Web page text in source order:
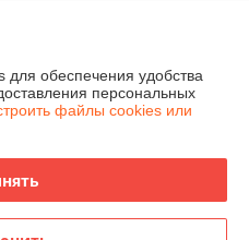
экономики администрации
обеспечения удобства
персональных
файлы cookies или